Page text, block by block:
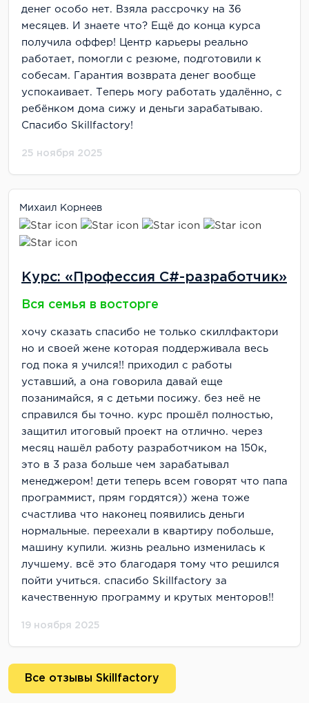
денег особо нет. Взяла рассрочку на 36
месяцев. И знаете что? Ещё до конца курса
получила оффер! Центр карьеры реально
работает, помогли с резюме, подготовили к
собесам. Гарантия возврата денег вообще
успокаивает. Теперь могу работать удалённо, с
ребёнком дома сижу и деньги зарабатываю.
Спасибо Skillfactory!
25 ноября 2025
Михаил Корнеев
Курс: «Профессия C#-разработчик»
Вся семья в восторге
хочу сказать спасибо не только скиллфактори
но и своей жене которая поддерживала весь
год пока я учился!! приходил с работы
уставший, а она говорила давай еще
позанимайся, я с детьми посижу. без неё не
справился бы точно. курс прошёл полностью,
защитил итоговый проект на отлично. через
месяц нашёл работу разработчиком на 150к,
это в 3 раза больше чем зарабатывал
менеджером! дети теперь всем говорят что папа
программист, прям гордятся)) жена тоже
счастлива что наконец появились деньги
нормальные. переехали в квартиру побольше,
машину купили. жизнь реально изменилась к
лучшему. всё это благодаря тому что решился
пойти учиться. спасибо Skillfactory за
качественную программу и крутых менторов!!
19 ноября 2025
Все отзывы Skillfactory